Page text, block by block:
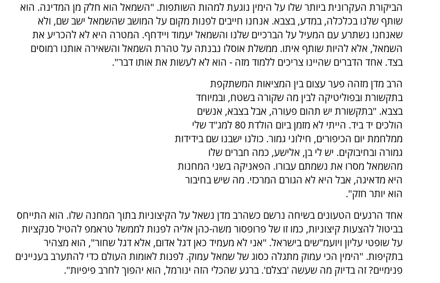
הביקורת העקרונית ביותר שלו על הימין נוגעת למהות השותפות. "השמאל הוא חלק מן המדינה. הוא
שותף שלנו בכלכלה, במדע, בצבא. אנחנו חייבים לפנות מקום על המושב שהשמאל ישב שם, ולא
שאנחנו נשתרע עם המעיל על הברכיים שלנו והשמאל יעמוד ויידחף. המטרה היא לא להכריע את
השמאל, אלא להיות שותף איתו. ממשלת אוסלו נבנתה על טהרת השמאל והשאירה אותנו רמוסים
בצד. אחד הדברים שהיינו צריכים ללמוד מזה - הוא לא לעשות את אותו דבר".
הרב מדן מזהה פער עצום בין המציאות המשתקפת
בתקשורת ובפוליטיקה לבין מה שקורה בשטח, ובמיוחד
בצבא. "בתקשורת יש תהום פעורה, אבל בצבא, אנשים
הולכים יד ביד. הייתי לא מזמן ביום הולדת 80 למג"ד שלי
ממלחמת יום הכיפורים, חילוני גמור. כולנו ישבנו שם בידידות
גמורה ובחיבוקים. יש לי בן, אלישע, כמה חברים שלו
מהשמאל מסרו את נשמתם עבורו. הפאניקה בשני המחנות
היא מדאיגה, אבל היא לא הגורם המרכזי. מה שיש בחיבור
הוא יותר חזק".
אחד הרגעים הטעונים בשיחה נרשם כשהרב מדן נשאל על הקיצוניות בתוך המחנה שלו. הוא התייחס
בביטול להצעות קיצוניות, כמו זו של פרופסור משה-כהן אליה לפנות לממשל טראמפ להטיל סנקציות
על שופטי עליון ויועמ"שים בישראל. "אני לא מעמיד כאן דגל אדום, אלא דגל שחור", הוא מצהיר
בתקיפות. "הימין הכי עמוק מתגלה כסוג של שמאל עמוק. לפנות לאומות העולם כדי להתערב בעניינים
פנימיים? זה בדיוק מה שעשה 'בצלם'. ברגע שהכלי הזה ינורמל, הוא יהפוך לחרב פיפיות".